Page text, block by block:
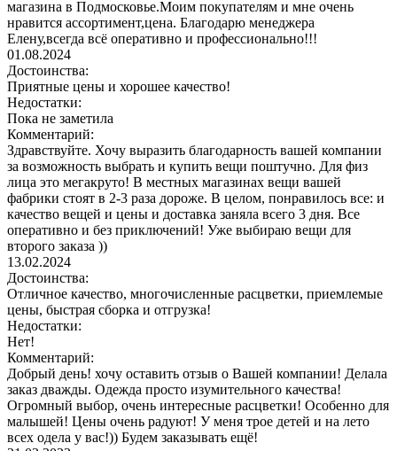
магазина в Подмосковье.Моим покупателям и мне очень
нравится ассортимент,цена. Благодарю менеджера
Елену,всегда всё оперативно и профессионально!!!
01.08.2024
Достоинства:
Приятные цены и хорошее качество!
Недостатки:
Пока не заметила
Комментарий:
Здравствуйте. Хочу выразить благодарность вашей компании
за возможность выбрать и купить вещи поштучно. Для физ
лица это мегакруто! В местных магазинах вещи вашей
фабрики стоят в 2-3 раза дороже. В целом, понравилось все: и
качество вещей и цены и доставка заняла всего 3 дня. Все
оперативно и без приключений! Уже выбираю вещи для
второго заказа ))
13.02.2024
Достоинства:
Отличное качество, многочисленные расцветки, приемлемые
цены, быстрая сборка и отгрузка!
Недостатки:
Нет!
Комментарий:
Добрый день! хочу оставить отзыв о Вашей компании! Делала
заказ дважды. Одежда просто изумительного качества!
Огромный выбор, очень интересные расцветки! Особенно для
малышей! Цены очень радуют! У меня трое детей и на лето
всех одела у вас!)) Будем заказывать ещё!